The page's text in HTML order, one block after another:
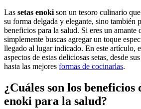
Las setas enoki son un tesoro culinario
su forma delgada y elegante, sino también
beneficios para la salud. Si eres un amante
simplemente buscas agregar un toque
llegado al lugar indicado. En este artículo,
aspectos de estas deliciosas setas, desde
hasta las mejores formas de cocinarlas.
¿Cuáles son los beneficios
enoki para la salud?